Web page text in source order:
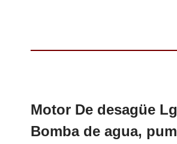
Motor De desagüe
Bomba de agua,